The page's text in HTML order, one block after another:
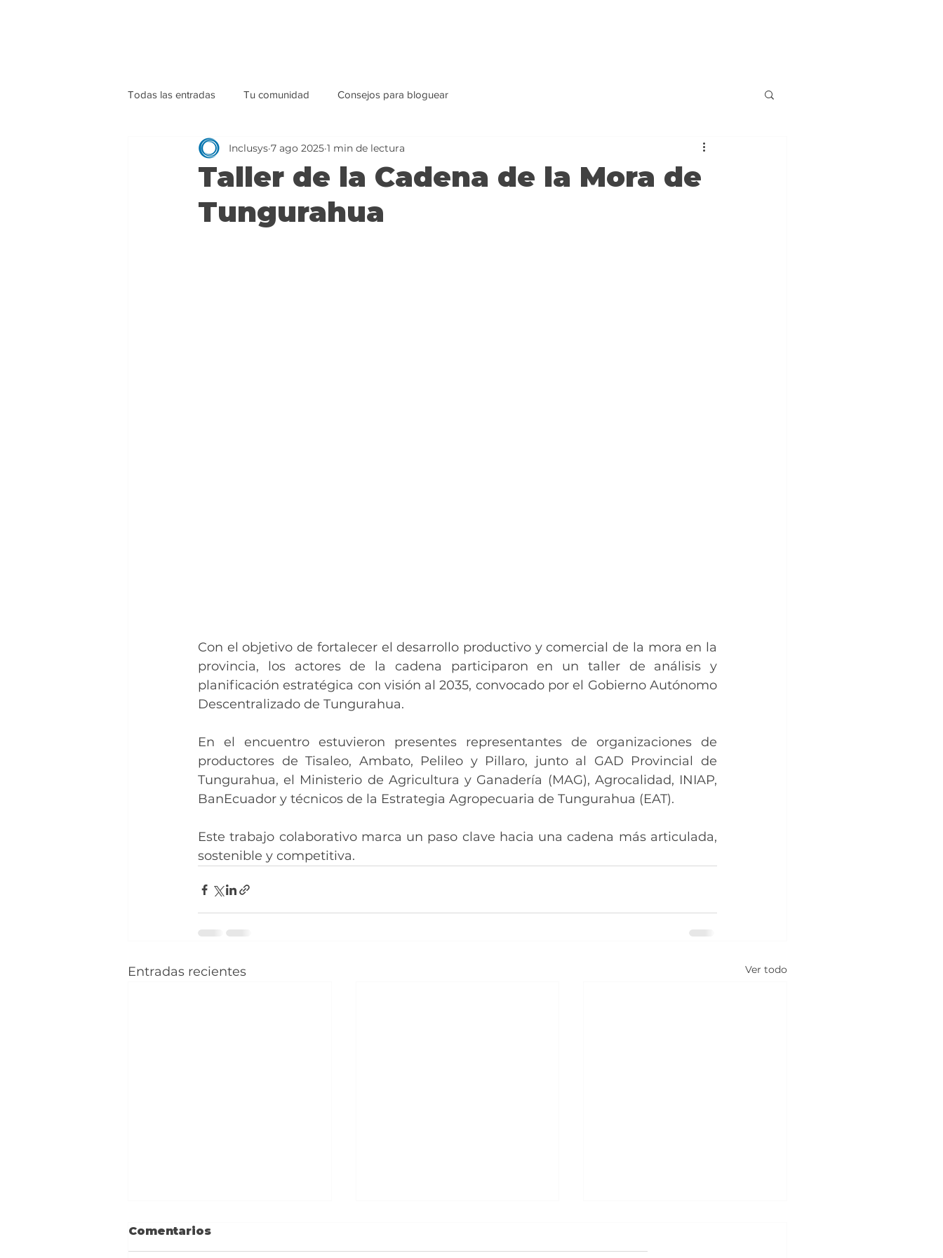
Todas las entradas Tu comunidad Consejos para bloguear
Taller de la Cadena de la Mora de
Tungurahua
Inclusys 7 ago 2025 1 min de lectura
Con el objetivo de fortalecer el desarrollo productivo y comercial de la mora en la
provincia, los actores de la cadena participaron en un taller de análisis y
planificación estratégica con visión al 2035, convocado por el Gobierno Autónomo
Descentralizado de Tungurahua.
En el encuentro estuvieron presentes representantes de organizaciones de
productores de Tisaleo, Ambato, Pelileo y Pillaro, junto al GAD Provincial de
Tungurahua, el Ministerio de Agricultura y Ganadería (MAG), Agrocalidad, INIAP,
BanEcuador y técnicos de la Estrategia Agropecuaria de Tungurahua (EAT).
Este trabajo colaborativo marca un paso clave hacia una cadena más articulada,
sostenible y competitiva.
Entradas recientes Ver todo
Comentarios